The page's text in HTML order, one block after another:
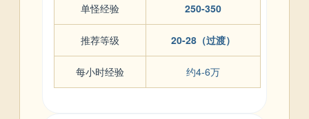
单怪经验 250-350
推荐等级 20-28（过渡）
每小时经验 约4-6万